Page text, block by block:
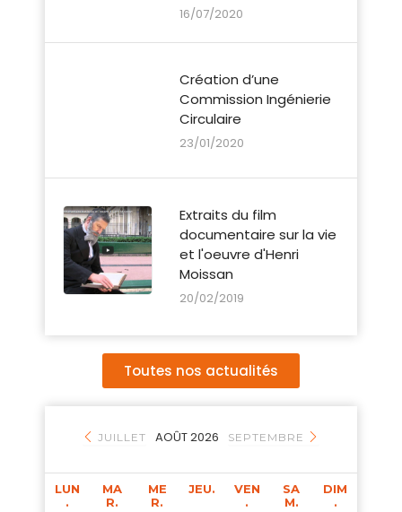
16/07/2020
Création d’une
Commission Ingénierie
Circulaire
23/01/2020
Extraits du film
documentaire sur la vie
et l'oeuvre d'Henri
Moissan
20/02/2019
Toutes nos actualités
JUILLET AOÛT 2026 SEPTEMBRE
LUN
.
MA
R.
ME
R.
JEU.
VEN
.
SA
M.
DIM
.